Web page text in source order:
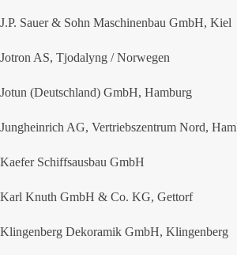
J.P. Sauer & Sohn Maschinenbau GmbH, Kiel
Jotron AS, Tjodalyng / Norwegen
Jotun (Deutschland) GmbH, Hamburg
Jungheinrich AG, Vertriebszentrum Nord,
Kaefer Schiffsausbau GmbH
Karl Knuth GmbH & Co. KG, Gettorf
Klingenberg Dekoramik GmbH, Klingenberg